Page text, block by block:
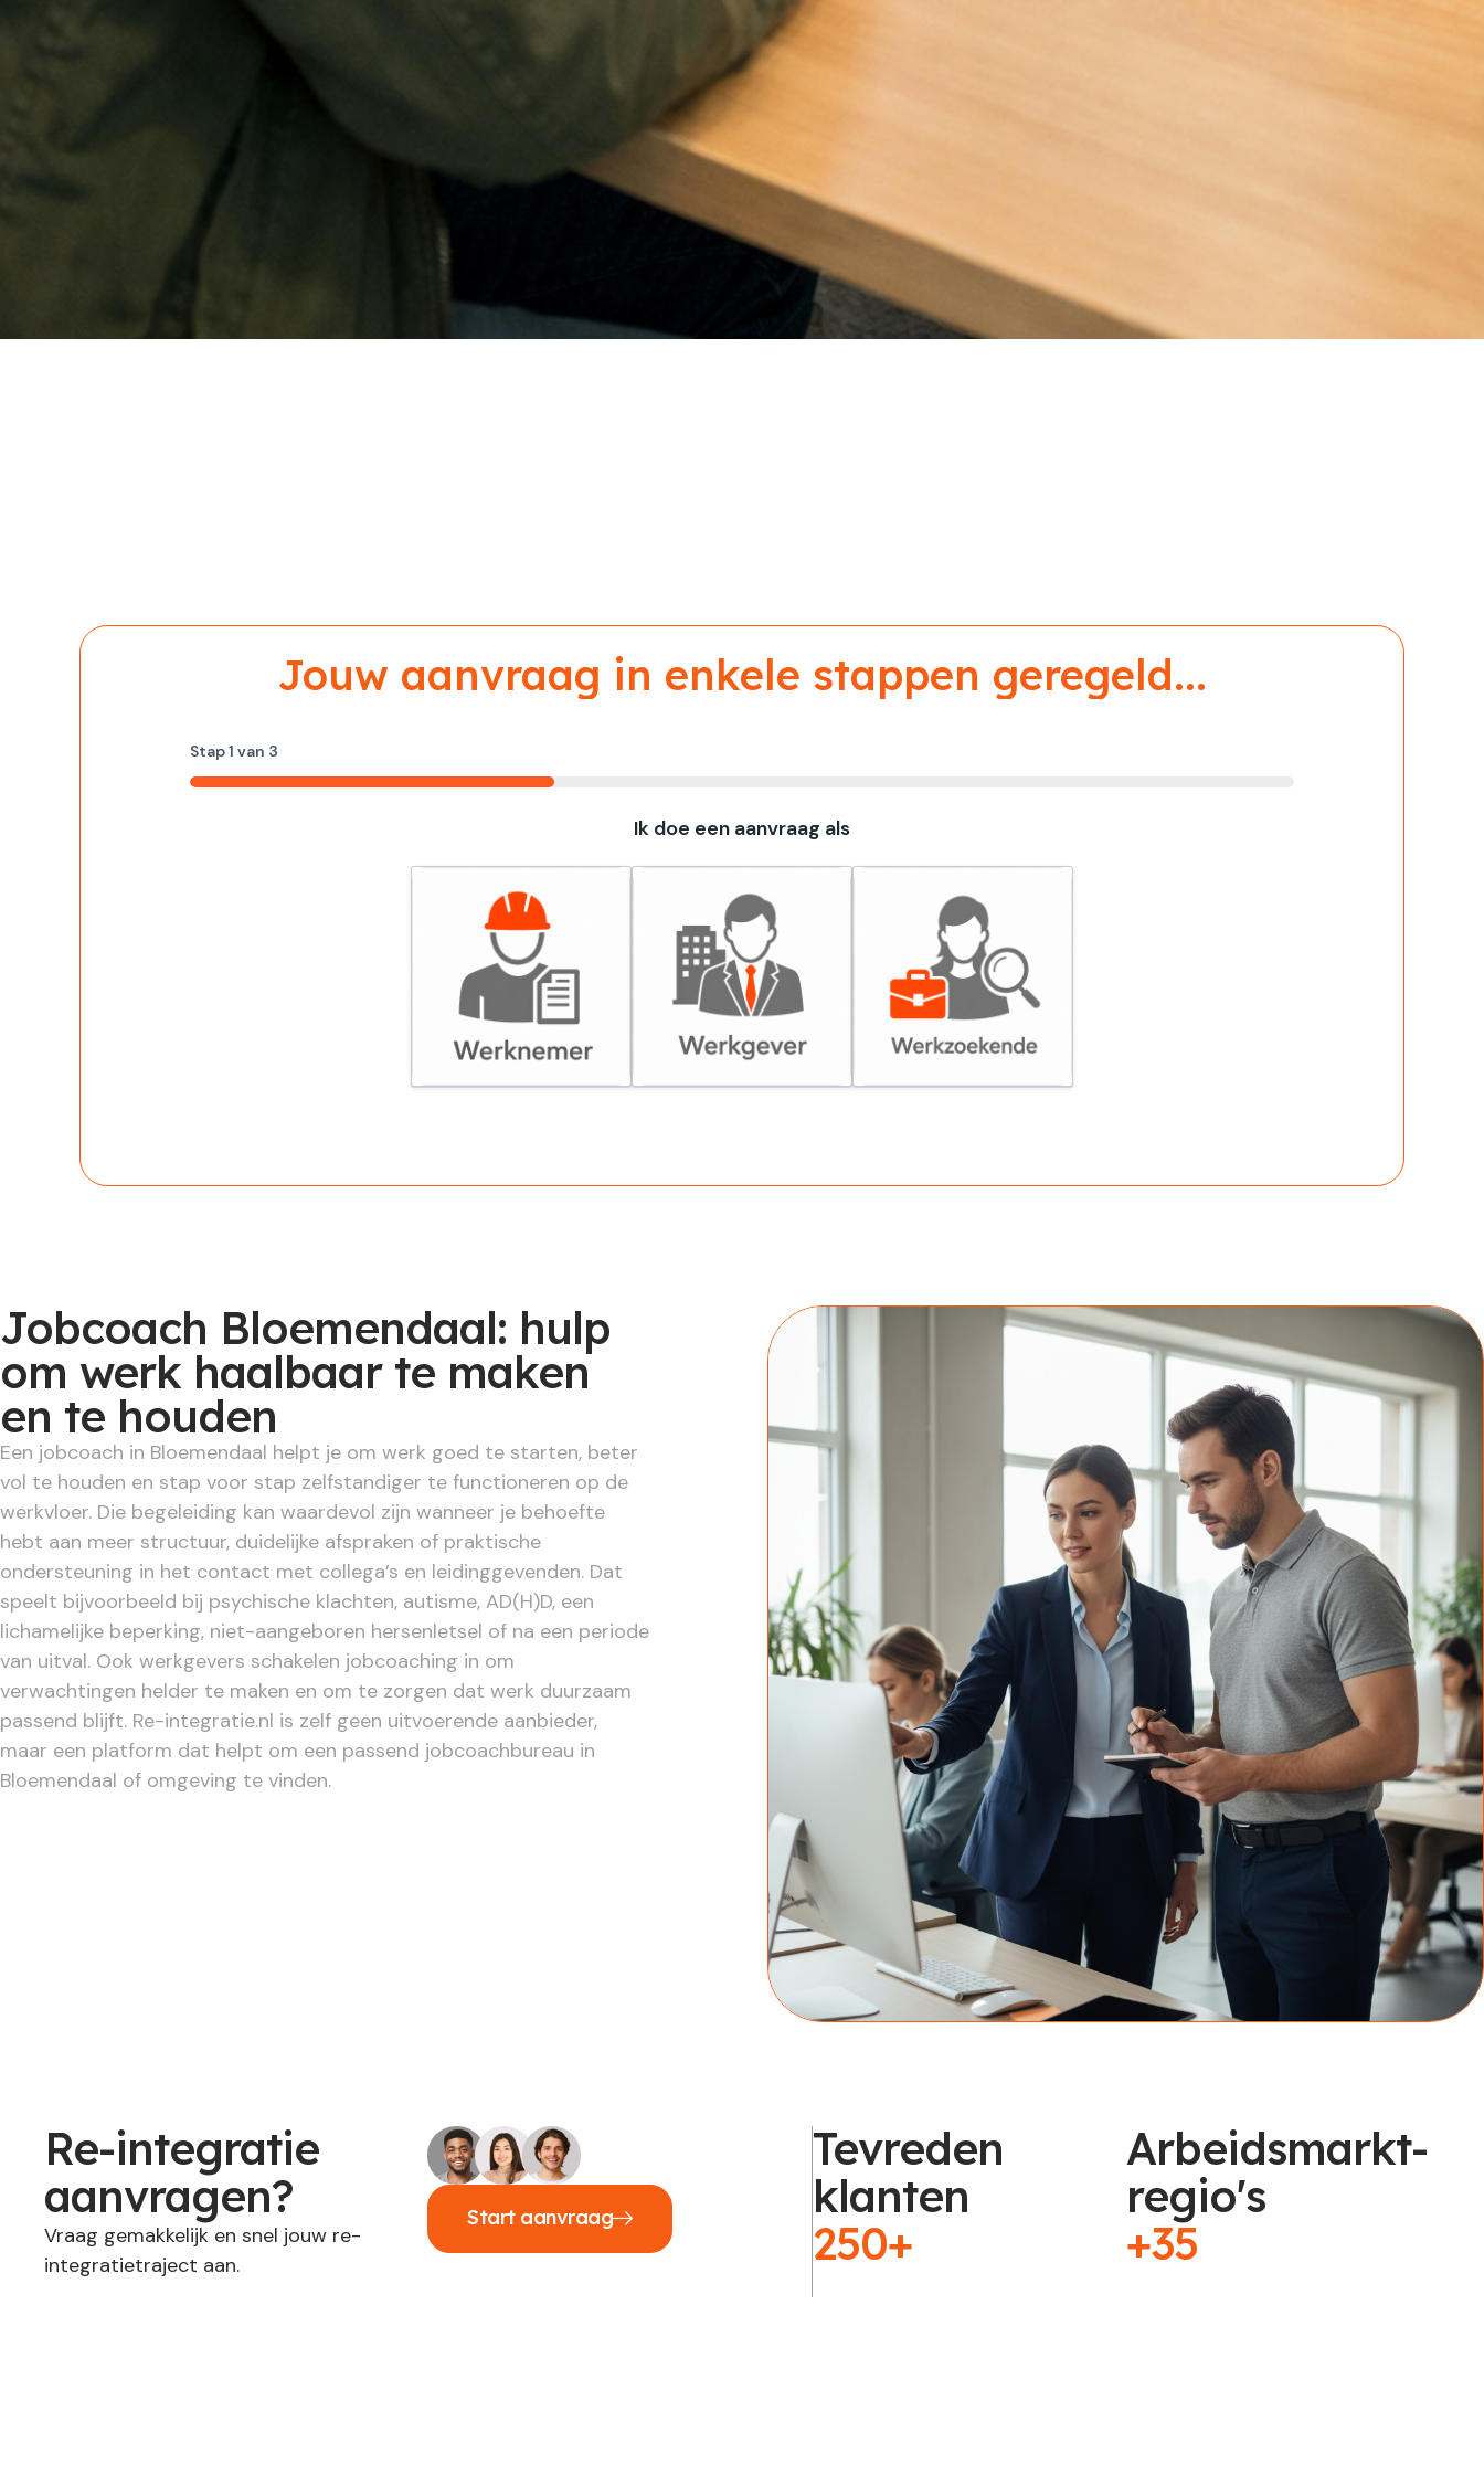
Jouw aanvraag in enkele stappen geregeld...
Stap1 van 3
33%
Ik doe een aanvraag als
Werknemer Werkgever Werkzoekende
Jobcoach Bloemendaal: hulp
om werk haalbaar te maken
en te houden
Een jobcoach in Bloemendaal helpt je om werk goed te starten, beter
vol te houden en stap voor stap zelfstandiger te functioneren op de
werkvloer. Die begeleiding kan waardevol zijn wanneer je behoefte
hebt aan meer structuur, duidelijke afspraken of praktische
ondersteuning in het contact met collega’s en leidinggevenden. Dat
speelt bijvoorbeeld bij psychische klachten, autisme, AD(H)D, een
lichamelijke beperking, niet-aangeboren hersenletsel of na een periode
van uitval. Ook werkgevers schakelen jobcoaching in om
verwachtingen helder te maken en om te zorgen dat werk duurzaam
passend blijft. Re-integratie.nl is zelf geen uitvoerende aanbieder,
maar een platform dat helpt om een passend jobcoachbureau in
Bloemendaal of omgeving te vinden.
Re-integratie
aanvragen?
Vraag gemakkelijk en snel jouw re-
integratietraject aan.
Start aanvraag
Tevreden
klanten
250+
Arbeidsmarkt-
regio's
+35